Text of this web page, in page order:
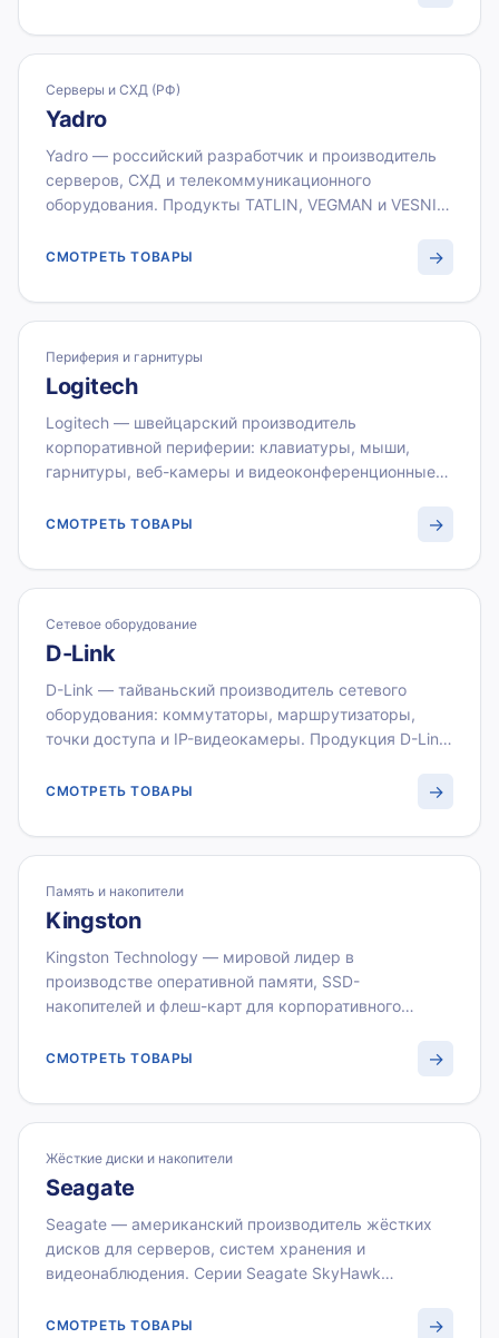
Aquarius оптом с документами для юридических лиц
и государственных структур.
Серверы и СХД (РФ)
Yadro
Yadro — российский разработчик и производитель
серверов, СХД и телекоммуникационного
оборудования. Продукты TATLIN, VEGMAN и VESNIN
включены в Реестр российского ПО и
Yadro для государственных и корпоративных
заказчиков по безналичному расчёту.
СМОТРЕТЬ ТОВАРЫ →
Периферия и гарнитуры
Logitech
Logitech — швейцарский производитель
корпоративной периферии: клавиатуры, мыши,
гарнитуры, веб-камеры и видеоконференционные
позволяют оснастить рабочие места и конференц-
поставляет продукцию Logitech оптом с НДС 22 %
для корпоративных заказчиков.
СМОТРЕТЬ ТОВАРЫ →
Сетевое оборудование
D-Link
D-Link — тайваньский производитель сетевого
оборудования: коммутаторы, маршрутизаторы,
точки доступа и IP-видеокамеры. Продукция D-Link
среднего бизнеса с оптимальным балансом цены и
оборудование D-Link оптом с документами для
бухгалтерии.
СМОТРЕТЬ ТОВАРЫ →
Память и накопители
Kingston
Kingston Technology — мировой лидер в
производстве оперативной памяти, SSD-
накопителей и флеш-карт для корпоративного
оптимизированы для серверов, рабочих станций и
модули памяти и накопители Kingston оптом с НДС
22 %.
СМОТРЕТЬ ТОВАРЫ →
Жёсткие диски и накопители
Seagate
Seagate — американский производитель жёстких
дисков для серверов, систем хранения и
видеонаблюдения. Серии Seagate SkyHawk
обеспечивают высокую надёжность при работе
СМОТРЕТЬ ТОВАРЫ →